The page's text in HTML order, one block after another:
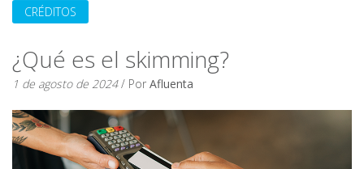
CRÉDITOS
¿Qué es el skimming?
1 de agosto de 2024/ Por Afluenta